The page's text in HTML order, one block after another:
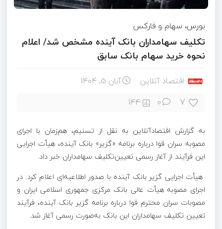
بورس، سهام و فارکس
تکلیف سهامداران بانک آینده مشخص شد/ اعلام
نحوه خرید سهام بانک سابق
اقتصاد آنلاین آبان ۵, ۱۴۰۴
7
0
144
به گزارش اقتصادآنلاین به نقل از تسنیم، هم‌زمان با اجرای
مصوبه سران قوا درباره برنامه «گزیر» بانک آینده، هیأت اجرایی
این فرآیند از آغاز رسمی تعیین‌تکلیف سهامداران خبر داد.
هیأت اجرایی گزیر بانک آینده با صدور اطلاعیه‌ای اعلام کرد: در
اجرای مصوبه هیأت عالی بانک مرکزی جمهوری اسلامی ایران و
مصوبات سران محترم قوا درباره برنامه گزیر بانک آینده، فرآیند
تعیین تکلیف سهامداران این بانک به‌صورت رسمی آغاز شد.